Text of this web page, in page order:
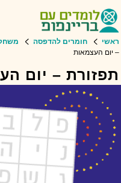
חומרים להדפסה משחקים
העצמאות
– יום